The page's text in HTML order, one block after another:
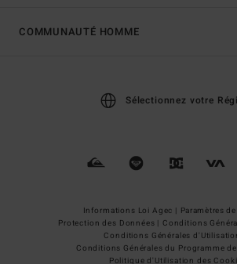
COMMUNAUTÉ HOMME
Sélectionnez votre
Informations Loi Agec | Paramètres
Protection des Données | Conditions
Conditions Générales
Conditions Générales du Programme
Politique d'Utilisation des